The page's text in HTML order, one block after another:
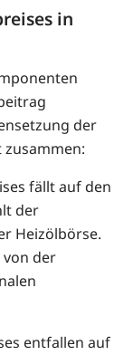
in
der
fällt auf den
der
Heizölbörse.
der
entfallen auf